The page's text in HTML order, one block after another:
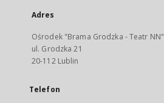
Adres
Ośrodek "Brama Grodzka - Teatr NN"
ul. Grodzka 21
20-112 Lublin
Telefon